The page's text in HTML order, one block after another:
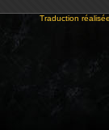
Traduction